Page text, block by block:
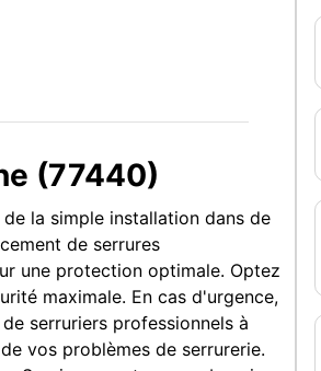
(77440)
la simple installation dans de
de serrures
une protection optimale. Optez
maximale. En cas d'urgence,
serruriers professionnels à
vos problèmes de serrurerie.